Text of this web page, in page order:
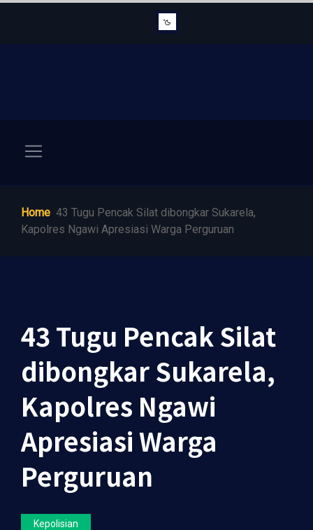
Home 43 Tugu Pencak Silat dibongkar Sukarela,
Kapolres Ngawi Apresiasi Warga Perguruan
43 Tugu Pencak Silat
dibongkar Sukarela,
Kapolres Ngawi
Apresiasi Warga
Perguruan
Kepolisian